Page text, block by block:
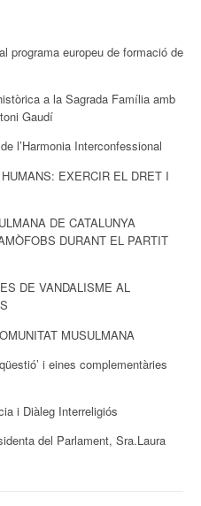
programa europeu de formació de
a la Sagrada Família amb
Gaudí
l’Harmonia Interconfessional
EXERCIR EL DRET I
DE CATALUNYA
DURANT EL PARTIT
DE VANDALISME AL
MUSULMANA
i eines complementàries
i Diàleg Interreligiós
del Parlament, Sra.Laura